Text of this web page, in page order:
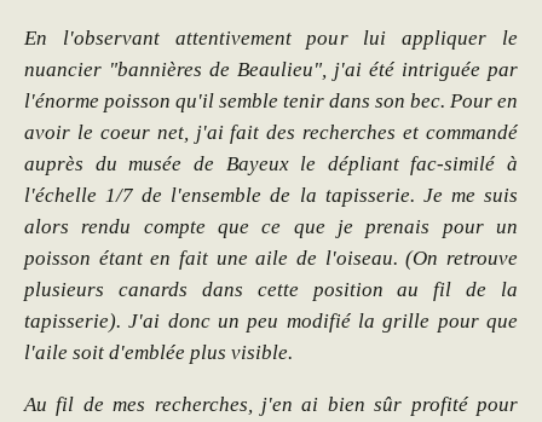
En l'observant attentivement pour lui appliquer le
nuancier "bannières de Beaulieu", j'ai été intriguée par
l'énorme poisson qu'il semble tenir dans son bec. Pour en
avoir le coeur net, j'ai fait des recherches et commandé
auprès du musée de Bayeux le dépliant fac-similé à
l'échelle 1/7 de l'ensemble de la tapisserie. Je me suis
alors rendu compte que ce que je prenais pour un
poisson étant en fait une aile de l'oiseau. (On retrouve
plusieurs canards dans cette position au fil de la
tapisserie). J'ai donc un peu modifié la grille pour que
l'aile soit d'emblée plus visible.
Au fil de mes recherches, j'en ai bien sûr profité pour